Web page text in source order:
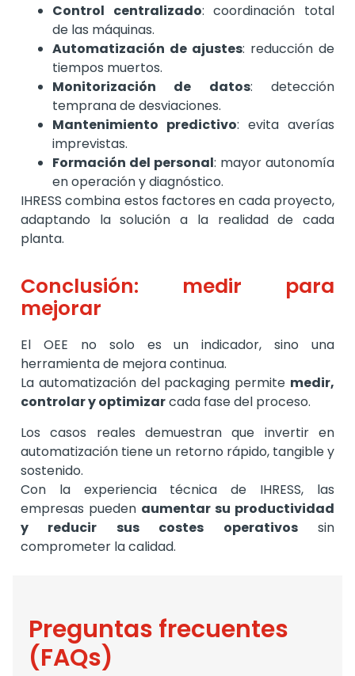
Control centralizado: coordinación total
de las máquinas.
Automatización de ajustes: reducción de
tiempos muertos.
Monitorización de datos: detección
temprana de desviaciones.
Mantenimiento predictivo: evita averías
imprevistas.
Formación del personal: mayor autonomía
en operación y diagnóstico.
IHRESS combina estos factores en cada proyecto,
adaptando la solución a la realidad de cada
planta.
Conclusión: medir para
mejorar
El OEE no solo es un indicador, sino una
herramienta de mejora continua.
La automatización del packaging permite medir,
controlar y optimizarcada fase del proceso.
Los casos reales demuestran que invertir en
automatización tiene un retorno rápido, tangible y
sostenido.
Con la experiencia técnica de IHRESS, las
empresas pueden aumentar su productividad
y reducir sus costes operativossin
comprometer la calidad.
Preguntas frecuentes
(FAQs)